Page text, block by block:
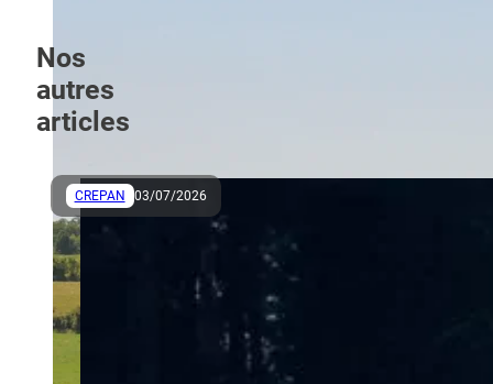
La “loi d’accélération et de
aura pour effet “une
régression du droit à
l’information et à la
participation du public”
sur les grands projets à
impact environnemental,
déplore vendredi la
Commission nationale du
débat public (CNDP).
Nos
autres
articles
CREPAN 03/07/2026